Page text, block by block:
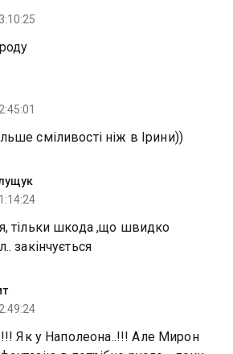
сміливості ніж в Ірини))
тільки шкода ,що швидко
закінчується
Як у Наполеона..!!! Але Мирон